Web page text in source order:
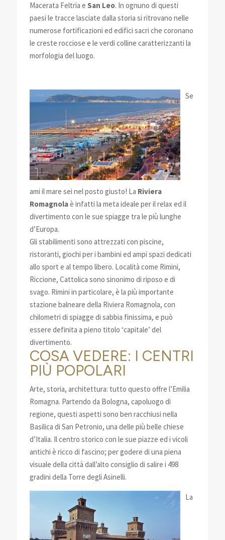
Macerata Feltria e San Leo. In ognuno di questi
paesi le tracce lasciate dalla storia si ritrovano nelle
numerose fortificazioni ed edifici sacri che coronano
le creste rocciose e le verdi colline caratterizzanti la
morfologia del luogo.
Se
ami il mare sei nel posto giusto! La Riviera
Romagnolaè infatti la meta ideale per il relax ed il
divertimento con le sue spiagge tra le più lunghe
d’Europa.
Gli stabilimenti sono attrezzati con piscine,
ristoranti, giochi per i bambini ed ampi spazi dedicati
allo sport e al tempo libero. Località come Rimini,
Riccione, Cattolica sono sinonimo di riposo e di
svago. Rimini in particolare, è la più importante
stazione balneare della Riviera Romagnola, con
chilometri di spiagge di sabbia finissima, e può
essere definita a pieno titolo ‘capitale’ del
divertimento.
COSA VEDERE: I CENTRI
PIÙ POPOLARI
Arte, storia, architettura: tutto questo offre l’Emilia
Romagna. Partendo da Bologna, capoluogo di
regione, questi aspetti sono ben racchiusi nella
Basilica di San Petronio, una delle più belle chiese
d’Italia. Il centro storico con le sue piazze ed i vicoli
antichi è ricco di fascino; per godere di una piena
visuale della città dall’alto consiglio di salire i 498
gradini della Torre degli Asinelli.
La